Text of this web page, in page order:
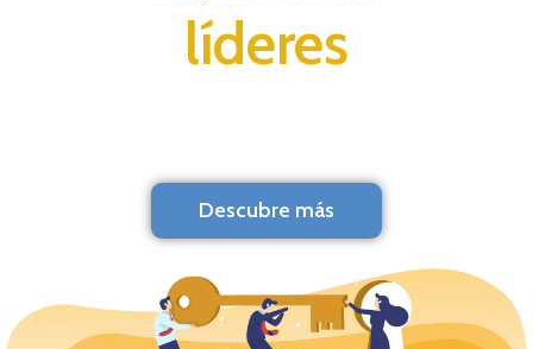
líderes
Descubre más